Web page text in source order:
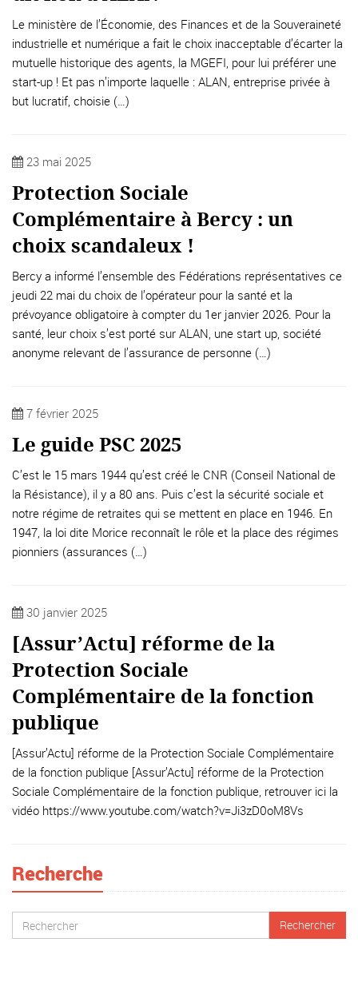
Le ministère de l’Économie, des Finances et de la Souveraineté
industrielle et numérique a fait le choix inacceptable d’écarter la
mutuelle historique des agents, la MGEFI, pour lui préférer une
start-up ! Et pas n’importe laquelle : ALAN, entreprise privée à
but lucratif, choisie (…)
23 mai 2025
Protection Sociale
Complémentaire à Bercy : un
choix scandaleux !
Bercy a informé l’ensemble des Fédérations représentatives ce
jeudi 22 mai du choix de l’opérateur pour la santé et la
prévoyance obligatoire à compter du 1er janvier 2026. Pour la
santé, leur choix s’est porté sur ALAN, une start up, société
anonyme relevant de l’assurance de personne (…)
7 février 2025
Le guide PSC 2025
C’est le 15 mars 1944 qu’est créé le CNR (Conseil National de
la Résistance), il y a 80 ans. Puis c’est la sécurité sociale et
notre régime de retraites qui se mettent en place en 1946. En
1947, la loi dite Morice reconnaît le rôle et la place des régimes
pionniers (assurances (…)
30 janvier 2025
[Assur’Actu] réforme de la
Protection Sociale
Complémentaire de la fonction
publique
[Assur’Actu] réforme de la Protection Sociale Complémentaire
de la fonction publique [Assur’Actu] réforme de la Protection
Sociale Complémentaire de la fonction publique, retrouver ici la
vidéo https://www.youtube.com/watch?v=Ji3zD0oM8Vs
Recherche